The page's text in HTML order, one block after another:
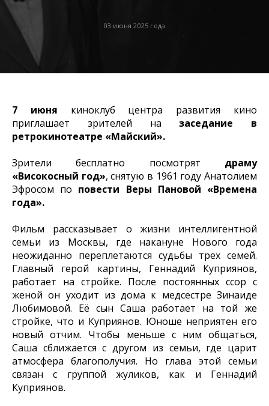
03 июня 2025 года
7 июня киноклуб центра развития кино
приглашает зрителей назаседание в
ретрокинотеатре «Майский».
Зрители бесплатно посмотрят драму
«Високосный год», снятую в 1961 году Анатолием
Эфросом по повести Веры Пановой «Времена
года».
Фильм рассказывает о жизни интеллигентной
семьи из Москвы, где накануне Нового года
неожиданно переплетаются судьбы трех семей.
Главный герой картины, Геннадий Куприянов,
работает на стройке. После постоянных ссор с
женой он уходит из дома к медсестре Зинаиде
Любимовой. Её сын Саша работает на той же
стройке, что и Куприянов. Юноше неприятен его
новый отчим. Чтобы меньше с ним общаться,
Саша сближается с другом из семьи, где царит
атмосфера благополучия. Но глава этой семьи
связан с группой жуликов, как и Геннадий
Куприянов.